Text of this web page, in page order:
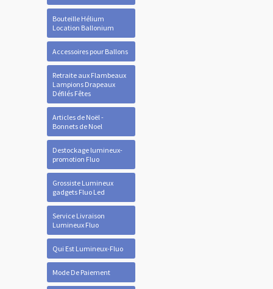
Bouteille Hélium
Location Ballonium
Accessoires pour Ballons
Retraite aux Flambeaux
Lampions Drapeaux
Défilés Fêtes
Articles de Noël -
Bonnets de Noel
Destockage lumineux-
promotion Fluo
Grossiste Lumineux
gadgets Fluo Led
Service Livraison
Lumineux Fluo
Qui Est Lumineux-Fluo
Mode De Paiement